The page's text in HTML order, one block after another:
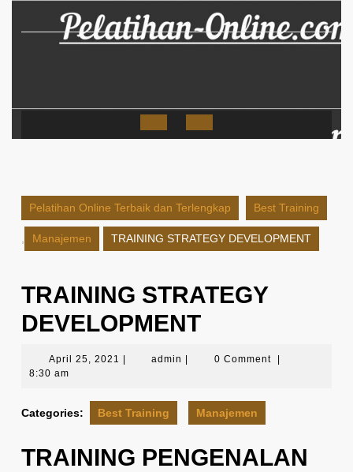
Open
Pelatihan Online Terbaik dan Terlengkap Best Training
Manajemen TRAINING STRATEGY DEVELOPMENT
TRAINING STRATEGY
DEVELOPMENT
April 25, 2021 April
admin admin 0 Comment
8:30 am
Categories: Best Training Manajemen
TRAINING PENGENALAN